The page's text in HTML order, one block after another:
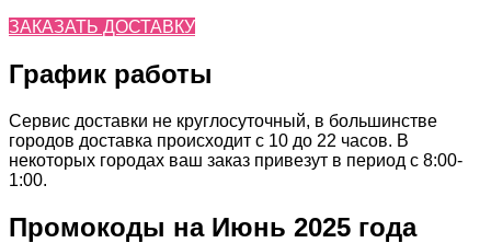
ЗАКАЗАТЬ ДОСТАВКУ
График работы
Сервис доставки не круглосуточный, в большинстве
городов доставка происходит с 10 до 22 часов. В
некоторых городах ваш заказ привезут в период с 8:00-
1:00.
Промокоды на Июнь 2025 года